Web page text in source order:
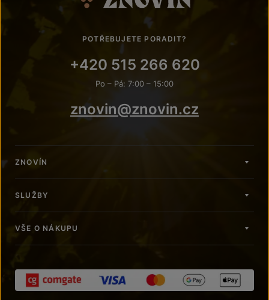
POTŘEBUJETE PORADIT?
+420 515 266 620
Po – Pá: 7:00 – 15:00
znovin@znovin.cz
ZNOVÍN
SLUŽBY
VŠE O NÁKUPU